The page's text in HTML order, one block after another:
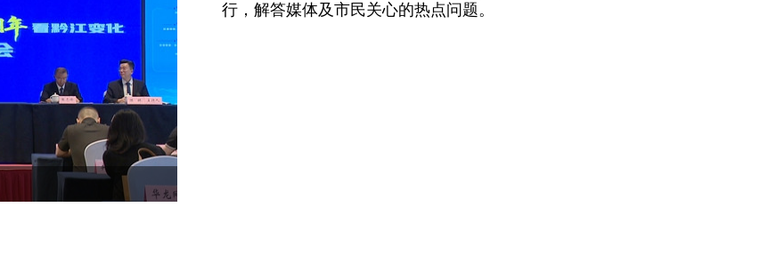
行，解答媒体及市民关心的热点问题。